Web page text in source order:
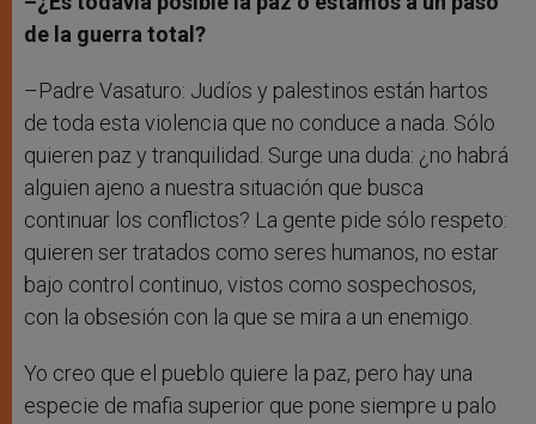
de la guerra total?
–Padre Vasaturo: Judíos y palestinos están hartos
de toda esta violencia que no conduce a nada. Sólo
quieren paz y tranquilidad. Surge una duda: ¿no habrá
alguien ajeno a nuestra situación que busca
continuar los conflictos? La gente pide sólo respeto:
quieren ser tratados como seres humanos, no estar
bajo control continuo, vistos como sospechosos,
con la obsesión con la que se mira a un enemigo.
Yo creo que el pueblo quiere la paz, pero hay una
especie de mafia superior que pone siempre u palo